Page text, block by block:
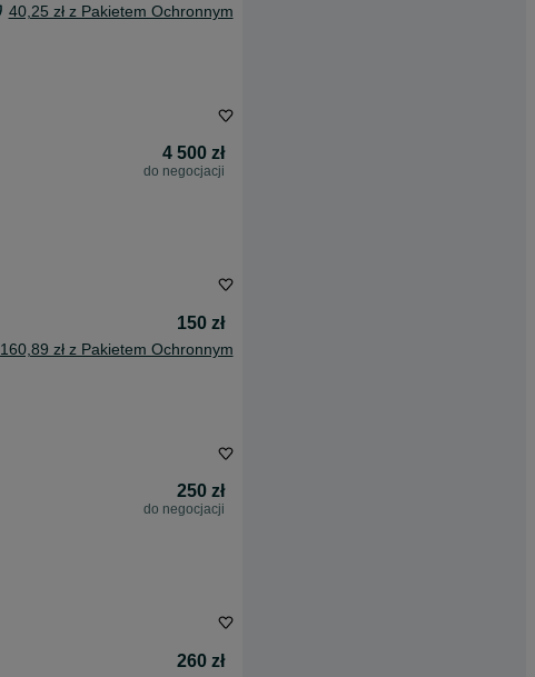
40,25 zł z Pakietem Ochronnym
4 500 zł
do negocjacji
150 zł
160,89 zł z Pakietem Ochronnym
250 zł
do negocjacji
260 zł